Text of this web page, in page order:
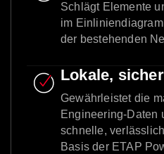
Schlägt Elemente
im
der bestehenden
Lokale,
Gewährleistet die
Engineering-Daten
schnelle,
Basis der ETAP